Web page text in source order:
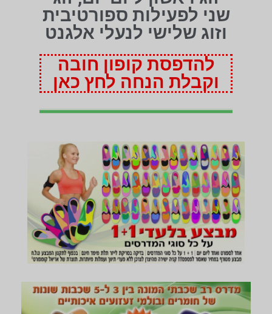
שני לפעילות ספורטיבית
וזוג שלישי לנעלי אלגנט
להדפסת קופון חובה
וקבלת הנחה לחץ כאן